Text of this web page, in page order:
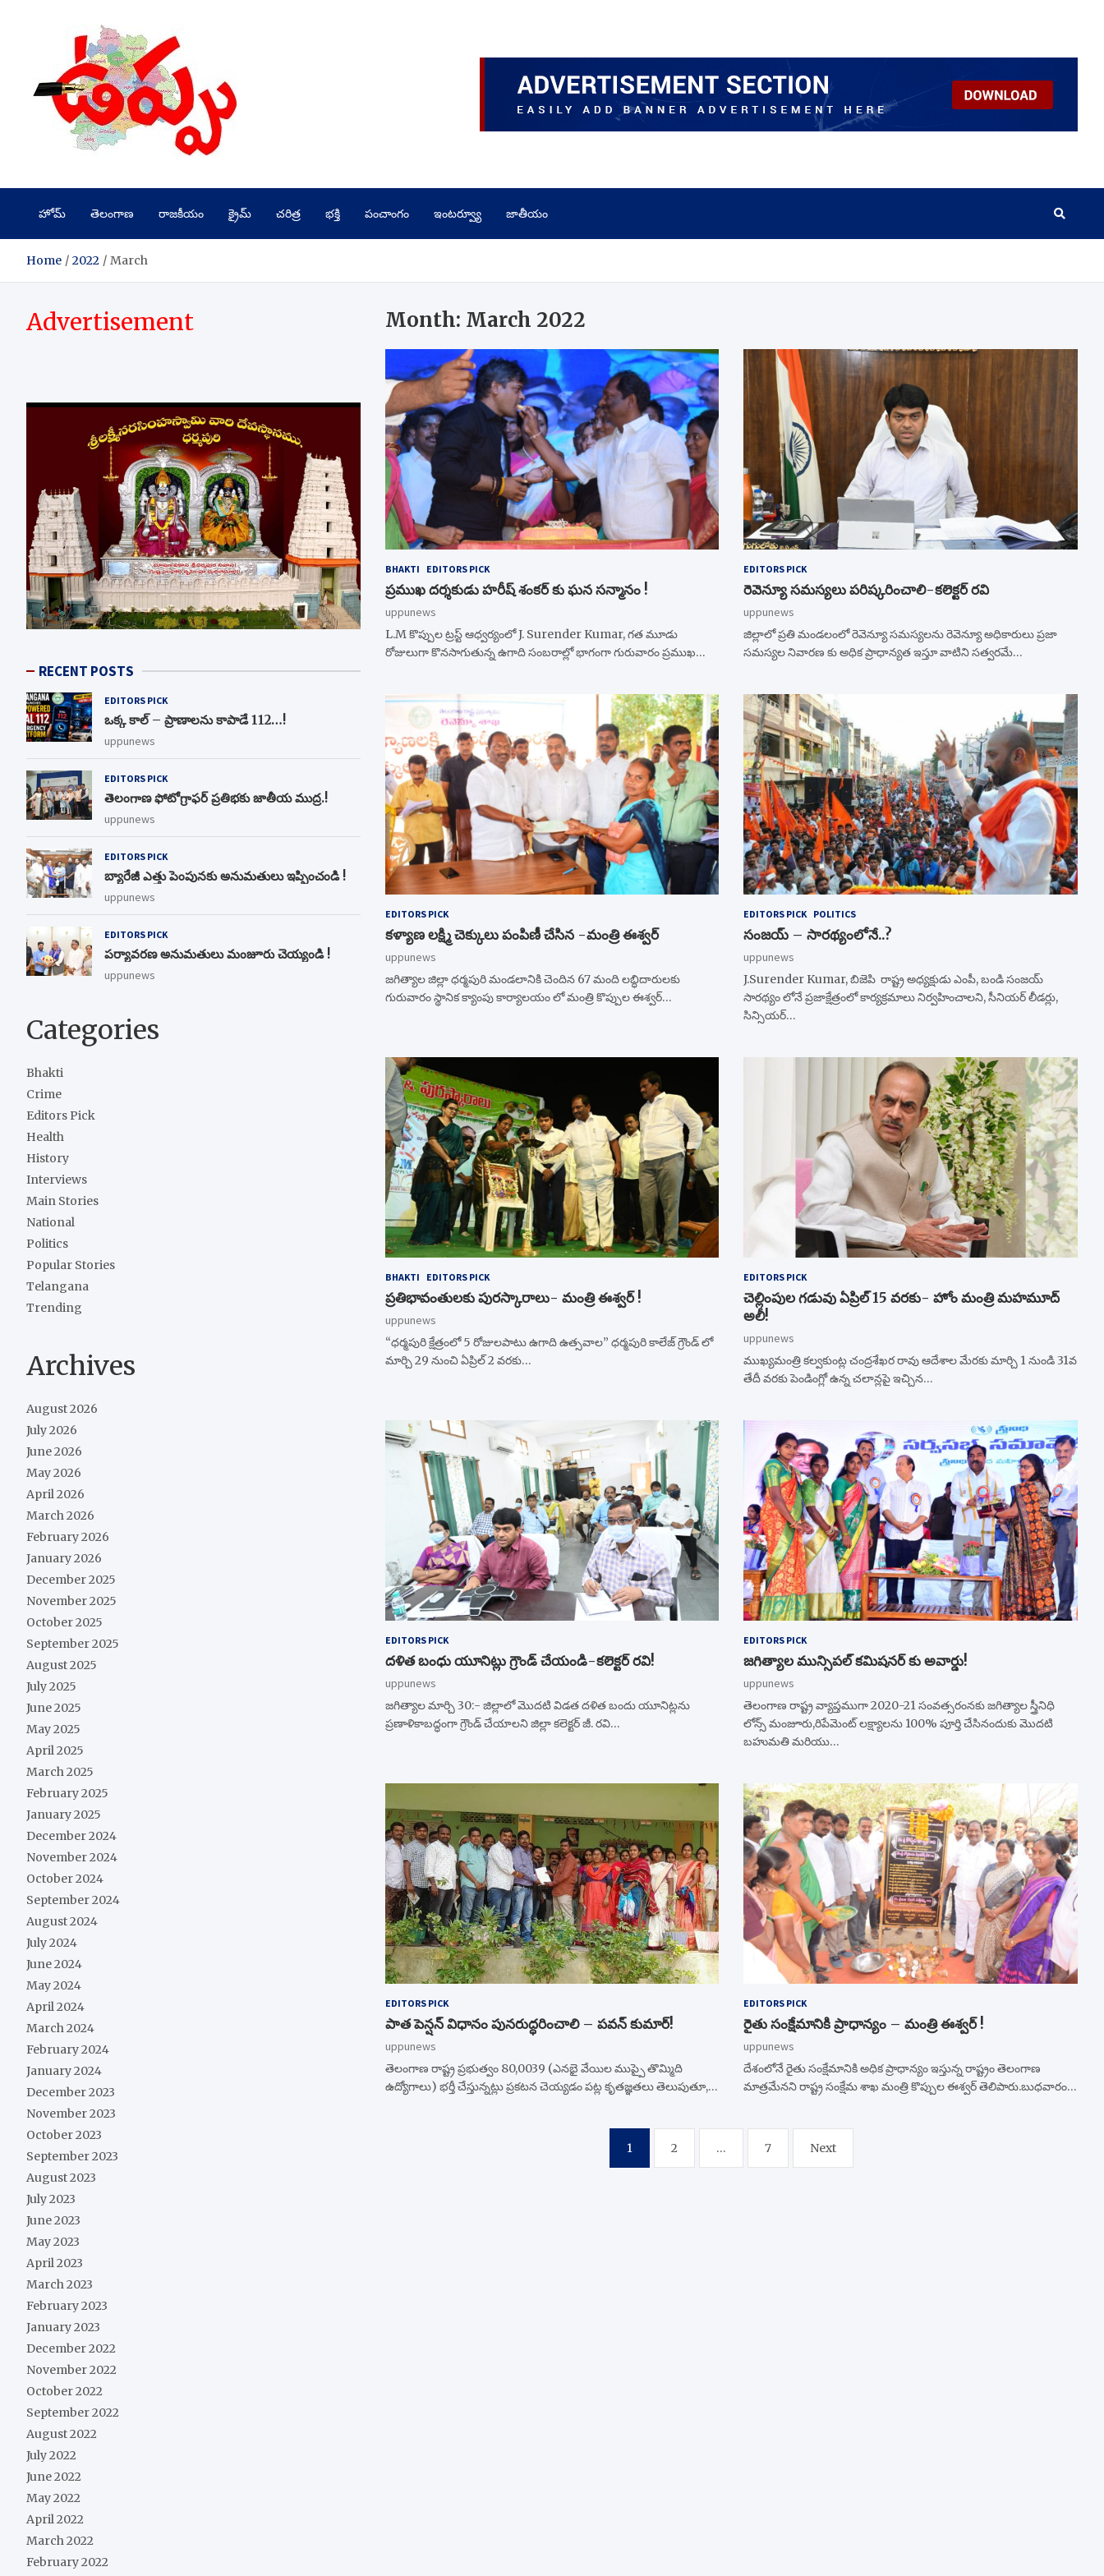
హోమ్ తెలంగాణ రాజకీయం క్రైమ్ చరిత్ర భక్తి పంచాంగం ఇంటర్వ్యూ జాతీయం
Home 2022 March
Month: March 2022
BHAKTI EDITORS PICK
ప్రముఖ దర్శకుడు హరీష్ శంకర్ కు ఘన సన్మానం !
uppunews
L.M కొప్పుల ట్రస్ట్ ఆధ్వర్యంలో J. Surender Kumar, గత మూడు
రోజులుగా కొనసాగుతున్న ఉగాది సంబరాల్లో భాగంగా గురువారం ప్రముఖ…
EDITORS PICK
రెవెన్యూ సమస్యలు పరిష్కరించాలి-కలెక్టర్ రవి
uppunews
జిల్లాలో ప్రతి మండలంలో రెవెన్యూ సమస్యలను రెవెన్యూ అధికారులు ప్రజా
సమస్యల నివారణ కు అధిక ప్రాధాన్యత ఇస్తూ వాటిని సత్వరమే…
EDITORS PICK
కళ్యాణ లక్ష్మి చెక్కులు పంపిణీ చేసిన -మంత్రి ఈశ్వర్
uppunews
జగిత్యాల జిల్లా ధర్మపురి మండలానికి చెందిన 67 మంది లబ్ధిదారులకు
గురువారం స్థానిక క్యాంపు కార్యాలయం లో మంత్రి కొప్పుల ఈశ్వర్…
EDITORS PICK POLITICS
సంజయ్ – సారథ్యంలోనే..?
uppunews
J.Surender Kumar, బిజెపి రాష్ట్ర అధ్యక్షుడు ఎంపీ, బండి సంజయ్
సారథ్యం లోనే ప్రజాక్షేత్రంలో కార్యక్రమాలు నిర్వహించాలని, సీనియర్ లీడర్లు,
సిన్సియర్…
BHAKTI EDITORS PICK
ప్రతిభావంతులకు పురస్కారాలు- మంత్రి ఈశ్వర్ !
uppunews
“ధర్మపురి క్షేత్రంలో 5 రోజులపాటు ఉగాది ఉత్సవాల” ధర్మపురి కాలేజ్ గ్రౌండ్ లో
మార్చి 29 నుంచి ఏప్రిల్ 2 వరకు…
EDITORS PICK
చెల్లింపుల గడువు ఏప్రిల్ 15 వరకు- హోం మంత్రి మహమూద్
అలీ!
uppunews
ముఖ్యమంత్రి కల్వకుంట్ల చంద్రశేఖర రావు ఆదేశాల మేరకు మార్చి 1 నుండి 31వ
తేదీ వరకు పెండింగ్లో ఉన్న చలాన్లపై ఇచ్చిన…
EDITORS PICK
దళిత బంధు యూనిట్లు గ్రౌండ్ చేయండి-కలెక్టర్ రవి!
uppunews
జగిత్యాల మార్చి 30:- జిల్లాలో మొదటి విడత దళిత బందు యూనిట్లను
ప్రణాళికాబద్ధంగా గ్రౌండ్ చేయాలని జిల్లా కలెక్టర్ జీ. రవి…
EDITORS PICK
జగిత్యాల మున్సిపల్ కమిషనర్ కు అవార్డు!
uppunews
తెలంగాణ రాష్ట్ర వ్యాప్తముగా 2020-21 సంవత్సరంనకు జగిత్యాల స్త్రీనిధి
లోన్స్ మంజూరు,రిపేమెంట్ లక్ష్యాలను 100% పూర్తి చేసినందుకు మొదటి
బహుమతి మరియు…
EDITORS PICK
పాత పెన్షన్ విధానం పునరుద్ధరించాలి – పవన్ కుమార్!
uppunews
తెలంగాణ రాష్ట్ర ప్రభుత్వం 80,0039 (ఎనభై వేయిల ముప్పై తొమ్మిది
ఉద్యోగాలు) భర్తీ చేస్తున్నట్లు ప్రకటన చెయ్యడం పట్ల కృతజ్ఞతలు తెలుపుతూ,…
EDITORS PICK
రైతు సంక్షేమానికి ప్రాధాన్యం – మంత్రి ఈశ్వర్ !
uppunews
దేశంలోనే రైతు సంక్షేమానికి అధిక ప్రాధాన్యం ఇస్తున్న రాష్ట్రం తెలంగాణ
మాత్రమేనని రాష్ట్ర సంక్షేమ శాఖ మంత్రి కొప్పుల ఈశ్వర్ తెలిపారు.బుధవారం…
1 2 … 7 Next
Advertisement
RECENT POSTS
EDITORS PICK
ఒక్క కాల్ – ప్రాణాలను కాపాడే 112…!
uppunews
EDITORS PICK
తెలంగాణ ఫోటోగ్రాఫర్ ప్రతిభకు జాతీయ ముద్ర.!
uppunews
EDITORS PICK
బ్యారేజీ ఎత్తు పెంపున‌కు అనుమ‌తులు ఇప్పించండి !
uppunews
EDITORS PICK
ప‌ర్యావ‌ర‌ణ అనుమ‌తులు మంజూరు చెయ్యండి !
uppunews
Categories
Bhakti
Crime
Editors Pick
Health
History
Interviews
Main Stories
National
Politics
Popular Stories
Telangana
Trending
Archives
August 2026
July 2026
June 2026
May 2026
April 2026
March 2026
February 2026
January 2026
December 2025
November 2025
October 2025
September 2025
August 2025
July 2025
June 2025
May 2025
April 2025
March 2025
February 2025
January 2025
December 2024
November 2024
October 2024
September 2024
August 2024
July 2024
June 2024
May 2024
April 2024
March 2024
February 2024
January 2024
December 2023
November 2023
October 2023
September 2023
August 2023
July 2023
June 2023
May 2023
April 2023
March 2023
February 2023
January 2023
December 2022
November 2022
October 2022
September 2022
August 2022
July 2022
June 2022
May 2022
April 2022
March 2022
February 2022